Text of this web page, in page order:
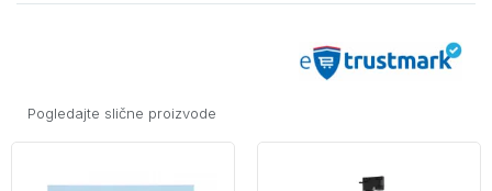
Pogledajte slične proizvode